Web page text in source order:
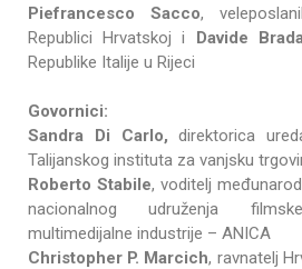
Piefrancesco Sacco,
Republici Hrvatskoj i Davide
Republike Italije u Rijeci
Govornici:
Sandra Di Carlo, direktorica
Talijanskog instituta za vanjsku
Roberto Stabile, voditelj
nacionalnog udruženja
multimedijalne industrije – ANICA
Christopher P. Marcich, ravnatelj